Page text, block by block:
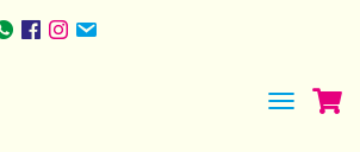
TOGGLE